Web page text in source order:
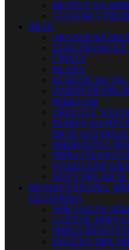
MOTÍVY NA
CUSTOM
BICIE
AKUSTICKÉ
ELEKTRONICKÉ
ČINELY
BLANY
BUBENÍCKE
HARDVÉR PRE
PERKUSIE
ORFFOVÉ
BUBNY NA
BICIE NÁSTROJE
MIKROFÓNY
NÁHRADNÉ
NOTY PRE BICIE
MUZIKOTERAPIA,
EZOTERIKA
SPIEVAJÚCE
LADENÉ
PALIČKY PRE